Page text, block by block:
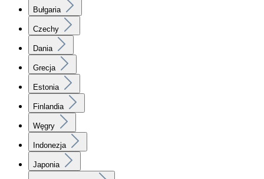
Bułgaria
Czechy
Dania
Grecja
Estonia
Finlandia
Węgry
Indonezja
Japonia